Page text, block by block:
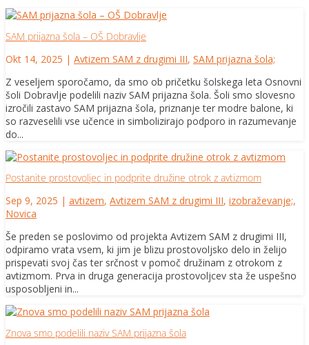
SAM prijazna šola – OŠ Dobravlje
Okt 14, 2025 | Avtizem SAM z drugimi III, SAM prijazna šola;
Z veseljem sporočamo, da smo ob pričetku šolskega leta Osnovni
šoli Dobravlje podelili naziv SAM prijazna šola. Šoli smo slovesno
izročili zastavo SAM prijazna šola, priznanje ter modre balone, ki
so razveselili vse učence in simbolizirajo podporo in razumevanje
do...
Postanite prostovoljec in podprite družine otrok z avtizmom
Sep 9, 2025 | avtizem, Avtizem SAM z drugimi III, izobraževanje;,
Novica
Še preden se poslovimo od projekta Avtizem SAM z drugimi III,
odpiramo vrata vsem, ki jim je blizu prostovoljsko delo in želijo
prispevati svoj čas ter srčnost v pomoč družinam z otrokom z
avtizmom. Prva in druga generacija prostovoljcev sta že uspešno
usposobljeni in...
Znova smo podelili naziv SAM prijazna šola